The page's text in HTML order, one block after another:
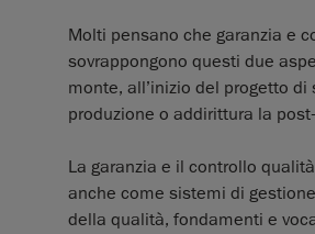
Molti pensano che garanzia e
sovrappongono questi due
monte, all’inizio del progetto
produzione o addirittura la
La garanzia e il controllo
anche come sistemi di
della qualità, fondamenti e